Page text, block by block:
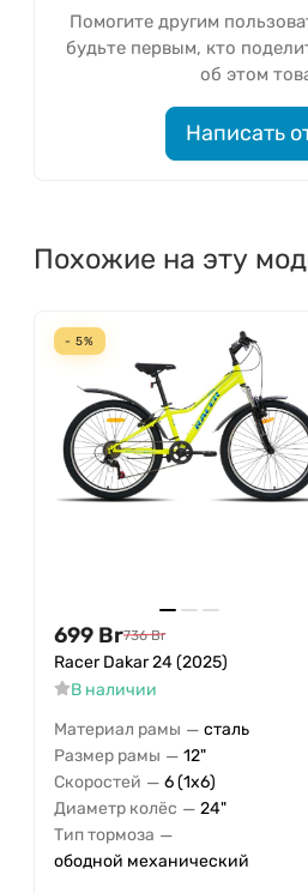
Помогите другим
будьте первым, кто
об этом
Написать
Похожие на эту
- 5%
699 Br736 Br
Racer Dakar 24 (2025)
В наличии
Материал рамы — сталь
Размер рамы — 12"
Скоростей — 6 (1x6)
Диаметр колёс — 24"
Тип тормоза —
ободной механический